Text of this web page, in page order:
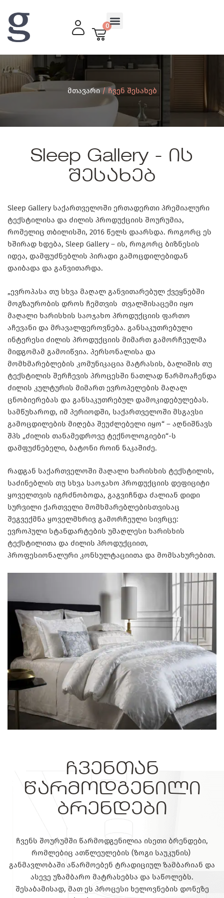
0
მთავარი/ Ჩვენ Შესახებ
Sleep Gallery - ის
შესახებ
Sleep Gallery საქართველოში ერთადერთი პრემიალური
ტექსტილისა და ძილის პროდუქციის შოურუმია,
რომელიც თბილისში, 2016 წელს დაარსდა. როგორც ეს
ხშირად ხდება, Sleep Gallery – ის, როგორც ბიზნესის
იდეა, დამფუძნებლის პირადი გამოცდილებიდან
დაიბადა და განვითარდა.
„ევროპასა თუ სხვა მაღალ განვითარებულ ქვეყნებში
მოგზაურობის დროს ჩემთვის თვალშისაცემი იყო
მაღალი ხარისხის საოჯახო პროდუქციის ფართო
აჩევანი და მრავალფეროვნება. განსაკუთრებული
ინტერესი ძილის პროდუქციის მიმართ გამორჩეულმა
მიდგომამ გამოიწვია. პერსონალისა და
მომხმარებლების კომუნიკაცია მატრასის, ბალიშის თუ
ტექსტილის შერჩევის პროცესში ნათლად წარმოაჩენდა
ძილის კულტურის მიმართ ევროპელების მაღალ
ცნობიერებას და განსაკუთრებულ დამოკიდებულებას.
სამწუხაროდ, იმ პერიოდში, საქართველოში მსგავსი
გამოცდილების მიღება შეუძლებელი იყო“ – აღნიშნავს
შპს „ძილის თანამედროვე ტექნოლოგიები“-ს
დამფუძნებელი, ბატონი როინ ნაკაშიძე.
რადგან საქართველოში მაღალი ხარისხის ტექსტილის,
საძინებლის თუ სხვა საოჯახო პროდუქციის დეფიციტი
ყოველთვის იგრძნობოდა, გაგვიჩნდა ძალიან დიდი
სურვილი ქართველი მომხმარებლებისთვისაც
შეგვექმნა ყოველმხრივ გამორჩეული სივრცე:
ევროპული სტანდარტების უმაღლესი ხარისხის
ტექსტილითა და ძილის პროდუქციით,
პროფესიონალური კონსულტაციითა და მომსახურებით.
ჩვენთან
წარმოდგენილი
ბრენდები
ჩვენს შოურუმში წარმოდგენილია ისეთი ბრენდები,
რომლებიც ათწლეულების (ზოგი საუკუნის)
განმავლობაში აწარმოებენ ტრადიციულ ზამბარიან და
ასევე უზამბარო მატრასებსა და საწოლებს.
შესაბამისად, მათ ეს პროცესი ხელოვნების დონეზე